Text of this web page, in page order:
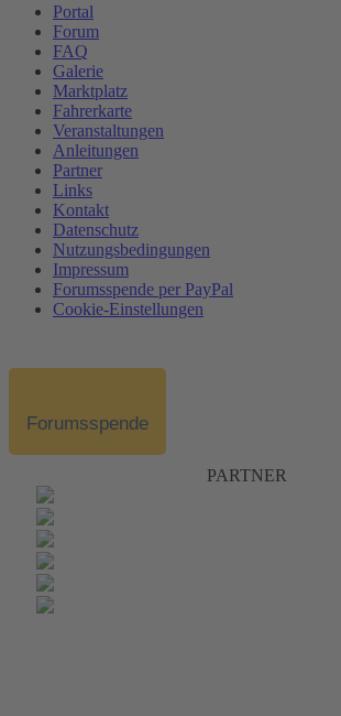
Portal
Forum
FAQ
Galerie
Marktplatz
Fahrerkarte
Veranstaltungen
Anleitungen
Partner
Links
Kontakt
Datenschutz
Nutzungsbedingungen
Impressum
Forumsspende per PayPal
Cookie-Einstellungen
Forumsspende
PARTNER